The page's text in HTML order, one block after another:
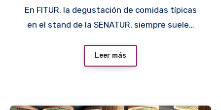
En FITUR, la degustación de comidas típicas
en el stand de la SENATUR, siempre suele…
Leer más